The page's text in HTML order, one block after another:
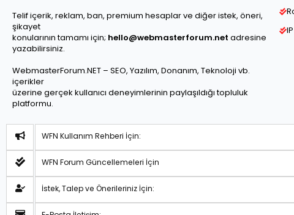
Telif içerik, reklam, ban, premium hesaplar ve diğer istek, öneri,
şikayet
konularının tamamı için; hello@webmasterforum.net adresine
yazabilirsiniz.
WebmasterForum.NET – SEO, Yazılım, Donanım, Teknoloji vb.
içerikler
üzerine gerçek kullanıcı deneyimlerinin paylaşıldığı topluluk
platformu.
WFN Kullanım Rehberi İçin:
WFN Forum Güncellemeleri İçin
İstek, Talep ve Önerileriniz İçin: